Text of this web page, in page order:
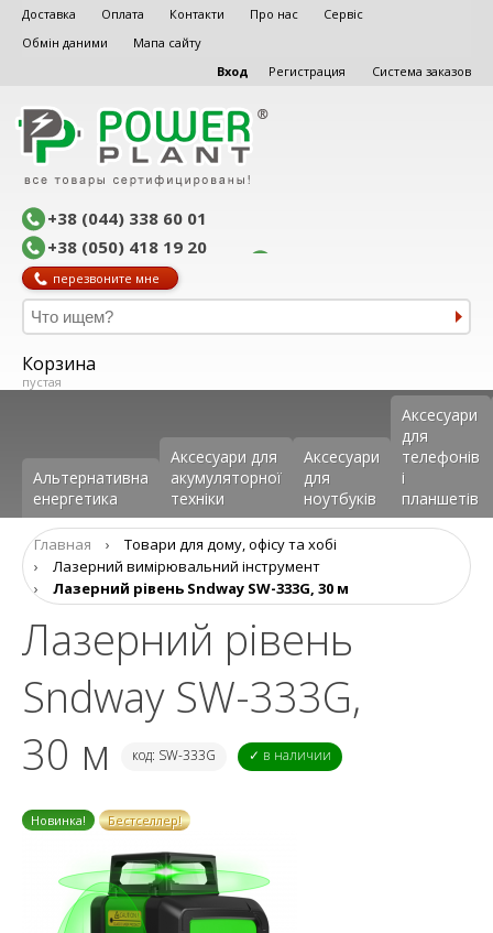
Доставка Оплата Контакти Про нас
Сервіс
Обмін даними
Мапа сайту
Вход
Регистрация Система заказов
+38 (044) 338 60 01
+38 (050) 418 19 20
перезвоните мне
Корзина
пустая
Альтернативна
енергетика
Аксесуари для
акумуляторної
техніки
Аксесуари
для
ноутбуків
Аксеcуари
для
телефонів
і
планшетів
Главная ›
Товари для дому, офісу та хобі
›
Лазерний вимірювальний інструмент
›
Лазерний рівень Sndway SW-333G, 30 м
Лазерний рівень
Sndway SW-333G,
30 м
код: SW-333G ✓ в наличии
Новинка! Бестселлер!